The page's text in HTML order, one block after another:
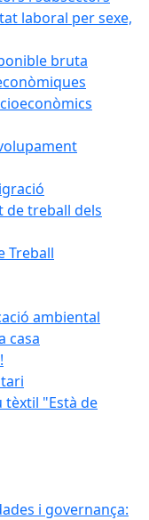
laboral per sexe,
bruta
de treball dels
Treball
ambiental
casa
tèxtil "Està de
i governança: